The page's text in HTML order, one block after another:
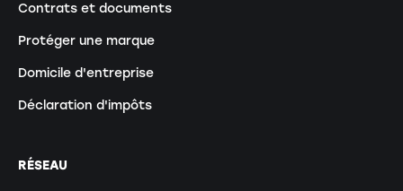
Contrats et documents
Protéger une marque
Domicile d'entreprise
Déclaration d'impôts
RÉSEAU